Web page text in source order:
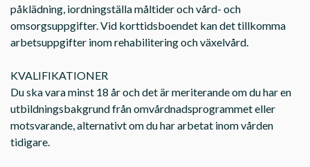
påklädning, iordningställa måltider och vård- och
omsorgsuppgifter. Vid korttidsboendet kan det tillkomma
arbetsuppgifter inom rehabilitering och växelvård.
KVALIFIKATIONER
Du ska vara minst 18 år och det är meriterande om du har en
utbildningsbakgrund från omvårdnadsprogrammet eller
motsvarande, alternativt om du har arbetat inom vården
tidigare.